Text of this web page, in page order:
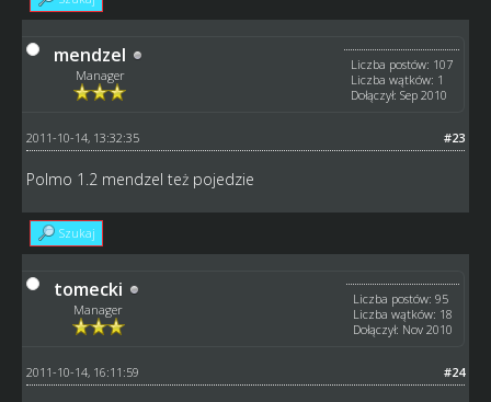
mendzel
Manager
Liczba postów: 107
Liczba wątków: 1
Dołączył: Sep 2010
#23
2011-10-14, 13:32:35
Polmo 1.2 mendzel też pojedzie
Szukaj
tomecki
Manager
Liczba postów: 95
Liczba wątków: 18
Dołączył: Nov 2010
#24
2011-10-14, 16:11:59